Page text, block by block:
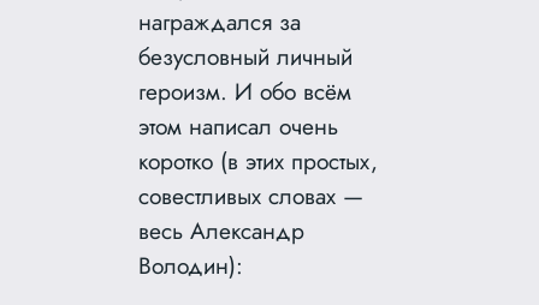
награждался за
безусловный личный
героизм. И обо всём
этом написал очень
коротко (в этих простых,
совестливых словах —
весь Александр
Володин):